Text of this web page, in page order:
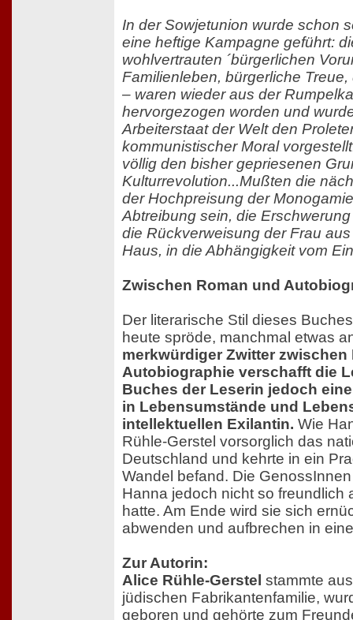
In der Sowjetunion wurde schon
eine heftige Kampagne geführt:
wohlvertrauten ´bürgerlichen
Familienleben, bürgerliche
– waren wieder aus der
hervorgezogen worden und
Arbeiterstaat der Welt den
kommunistischer Moral
völlig den bisher gepriesenen
Kulturrevolution...Mußten die
der Hochpreisung der
Abtreibung sein, die
die Rückverweisung der Frau
Haus, in die Abhängigkeit vom
Zwischen Roman und
Der literarische Stil dieses
heute spröde, manchmal etwas
merkwürdiger Zwitter zwischen
Autobiographie verschafft die
Buches der Leserin jedoch
in Lebensumstände und
intellektuellen Exilantin. Wie
Rühle-Gerstel vorsorglich das
Deutschland und kehrte in ein
Wandel befand. Die
Hanna jedoch nicht so freundlich
hatte. Am Ende wird sie sich
abwenden und aufbrechen in
Zur Autorin:
Alice Rühle-Gerstel stammte
jüdischen Fabrikantenfamilie,
geboren und gehörte zum